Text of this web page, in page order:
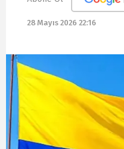
28 Mayıs 2026 22:16